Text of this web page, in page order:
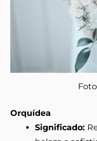
Orquídea
Significado: